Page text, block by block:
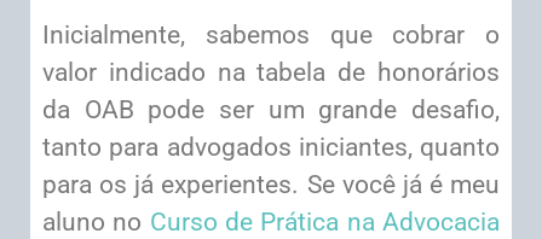
Inicialmente, sabemos que cobrar o
valor indicado na tabela de honorários
da OAB pode ser um grande desafio,
tanto para advogados iniciantes, quanto
para os já experientes. Se você já é meu
aluno no Curso de Prática na Advocacia